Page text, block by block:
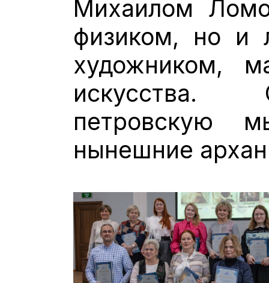
Михаилом
физиком, но и
художником,
искусства.
петровскую
нынешние